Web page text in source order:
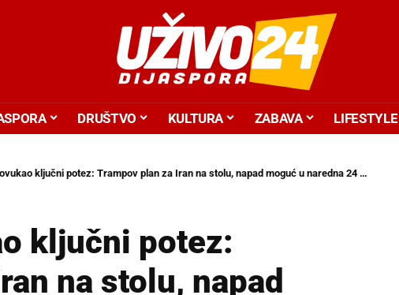
DRUŠTVO KULTURA ZABAVA LIFESTYLE
ključni potez: Trampov plan za Iran na stolu, napad moguć u naredna 24 sata?
ključni potez:
na stolu, napad